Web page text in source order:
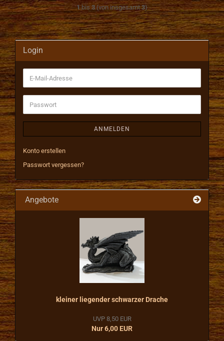
1bis3(von insgesamt3)
Login
E-
Mail-
Adresse
Passwort
ANMELDEN
Konto erstellen
Passwort vergessen?
Angebote
kleiner liegender schwarzer Drache
UVP 8,50 EUR
Nur 6,00 EUR